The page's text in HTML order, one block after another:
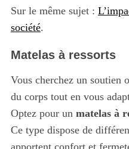
Sur le même sujet :
société.
Matelas à ressorts
Vous cherchez un soutien
du corps tout en vous
Optez pour un matelas à
Ce type dispose de
apportent confort et